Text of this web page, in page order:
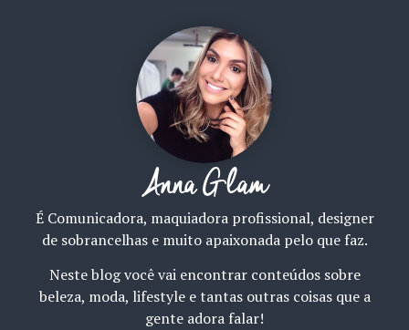
Anna Glam
É Comunicadora, maquiadora profissional, designer
de sobrancelhas e muito apaixonada pelo que faz.
Neste blog você vai encontrar conteúdos sobre
beleza, moda, lifestyle e tantas outras coisas que a
gente adora falar!